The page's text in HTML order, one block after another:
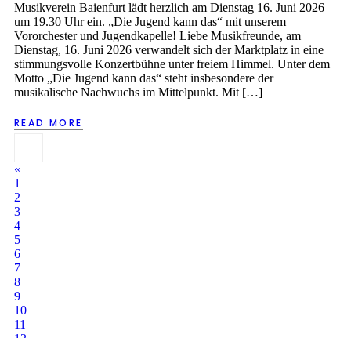
Musikverein Baienfurt lädt herzlich am Dienstag 16. Juni 2026
um 19.30 Uhr ein. „Die Jugend kann das“ mit unserem
Vororchester und Jugendkapelle! Liebe Musikfreunde, am
Dienstag, 16. Juni 2026 verwandelt sich der Marktplatz in eine
stimmungsvolle Konzertbühne unter freiem Himmel. Unter dem
Motto „Die Jugend kann das“ steht insbesondere der
musikalische Nachwuchs im Mittelpunkt. Mit […]
READ MORE
«
1
2
3
4
5
6
7
8
9
10
11